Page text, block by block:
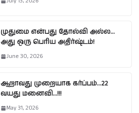
முதுமை என்பது தோல்வி அல்ல…
அது ஒரு பெரிய அதிர்ஷ்டம்!
June 30, 2026
ஆறாவது முறையாக கர்ப்பம்…22
வயது மனைவி…!!!
May 31, 2026